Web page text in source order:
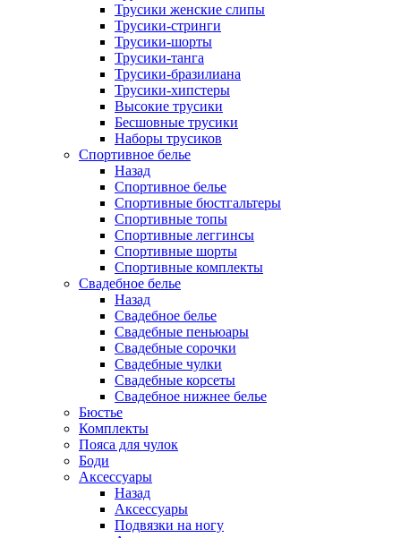
Трусики женские слипы
Трусики-стринги
Трусики-шорты
Трусики-танга
Трусики-бразилиана
Трусики-хипстеры
Высокие трусики
Бесшовные трусики
Наборы трусиков
Спортивное белье
Назад
Спортивное белье
Спортивные бюстгальтеры
Спортивные топы
Спортивные леггинсы
Спортивные шорты
Спортивные комплекты
Свадебное белье
Назад
Свадебное белье
Свадебные пеньюары
Свадебные сорочки
Свадебные чулки
Свадебные корсеты
Свадебное нижнее белье
Бюстье
Комплекты
Пояса для чулок
Боди
Аксессуары
Назад
Аксессуары
Подвязки на ногу